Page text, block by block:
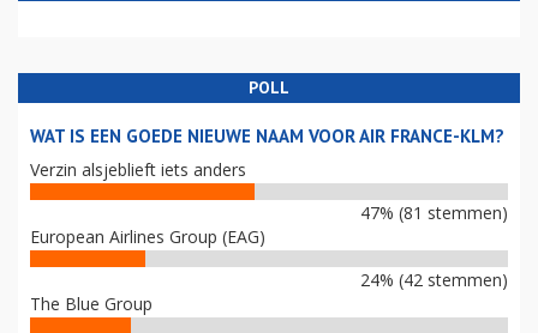
POLL
WAT IS EEN GOEDE NIEUWE NAAM VOOR AIR FRANCE-KLM?
Verzin alsjeblieft iets anders
47% (81 stemmen)
European Airlines Group (EAG)
24% (42 stemmen)
The Blue Group